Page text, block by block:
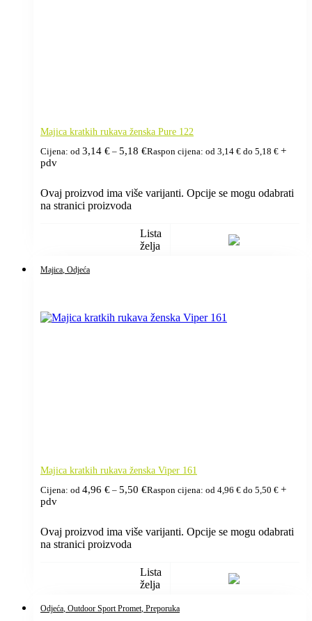
Majica kratkih rukava ženska Pure 122
Cijena: od 3,14 € – 5,18 €Raspon cijena: od 3,14 € do 5,18 € +
pdv
Ovaj proizvod ima više varijanti. Opcije se mogu odabrati
na stranici proizvoda
Lista
želja
Majica, Odjeća
Majica kratkih rukava ženska Viper 161
Cijena: od 4,96 € – 5,50 €Raspon cijena: od 4,96 € do 5,50 € +
pdv
Ovaj proizvod ima više varijanti. Opcije se mogu odabrati
na stranici proizvoda
Lista
želja
Odjeća, Outdoor Sport Promet, Preporuka